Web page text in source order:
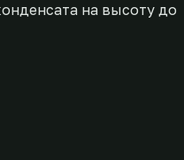
на высоту до